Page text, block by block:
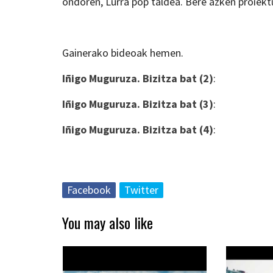
Gainerako bideoak hemen.
Iñigo Muguruza. Bizitza bat (2):
Iñigo Muguruza. Bizitza bat (3):
Iñigo Muguruza. Bizitza bat (4):
Facebook Twitter
You may also like